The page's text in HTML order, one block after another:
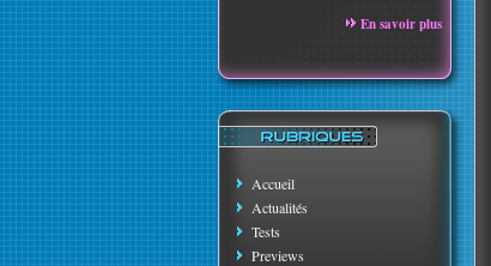
En savoir plus
Accueil
Actualités
Tests
Previews